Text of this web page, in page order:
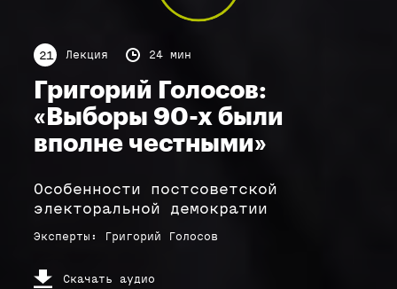
21 Лекция 24 мин
Григорий Голосов:
«Выборы 90-х были
вполне честными»
Особенности постсоветской
электоральной демократии
Эксперты : Григорий Голосов
Скачать аудио